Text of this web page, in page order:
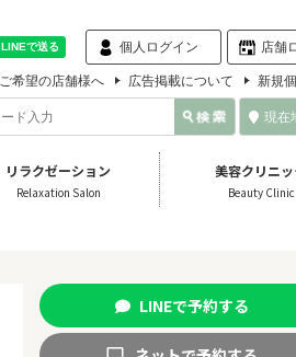
個人ログイン 店舗
希望の店舗様へ 広告掲載について 新規
現在
リラクゼーション
Relaxation Salon
美容クリニッ
Beauty Clinic
LINEで予約する